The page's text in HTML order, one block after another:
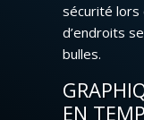
sécurité lors
d’endroits
bulles.
EN